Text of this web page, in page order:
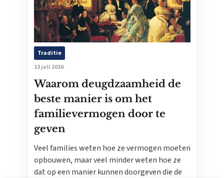
Traditie
13 juli 2026
Waarom deugdzaamheid de
beste manier is om het
familievermogen door te
geven
Veel families weten hoe ze vermogen moeten
opbouwen, maar veel minder weten hoe ze
dat op een manier kunnen doorgeven die de